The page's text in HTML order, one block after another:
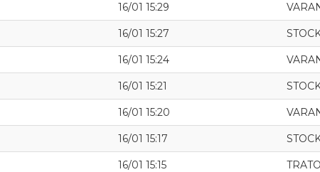
16/01 15:29
16/01 15:27
16/01 15:24
16/01 15:21
16/01 15:20
16/01 15:17
16/01 15:15